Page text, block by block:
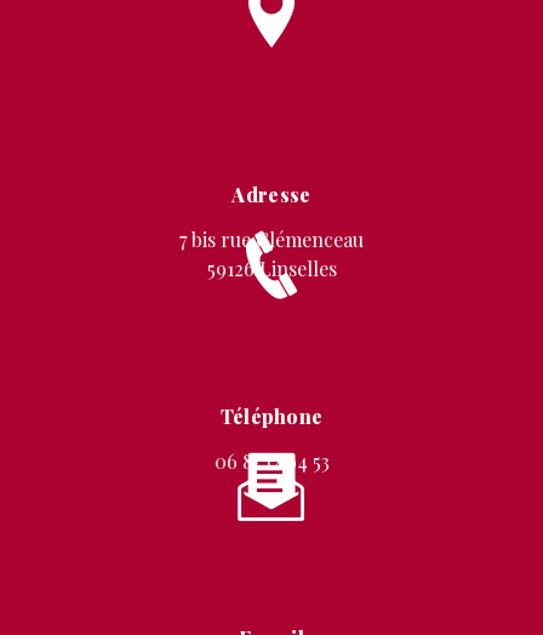
Adresse
7 bis rue Clémenceau
59126 Linselles
Téléphone
06 87 12 94 53